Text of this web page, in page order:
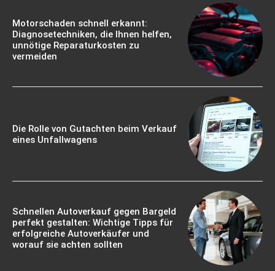
Motorschaden schnell erkannt:
Diagnosetechniken, die Ihnen helfen,
unnötige Reparaturkosten zu
vermeiden
Die Rolle von Gutachten beim Verkauf
eines Unfallwagens
Schnellen Autoverkauf gegen Bargeld
perfekt gestalten: Wichtige Tipps für
erfolgreiche Autoverkäufer und
worauf sie achten sollten